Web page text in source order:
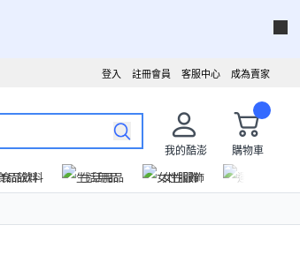
成為賣家
客服中心
註冊會員
登入
我的酷澎
購物車
食品飲料 生活用品 女性服飾